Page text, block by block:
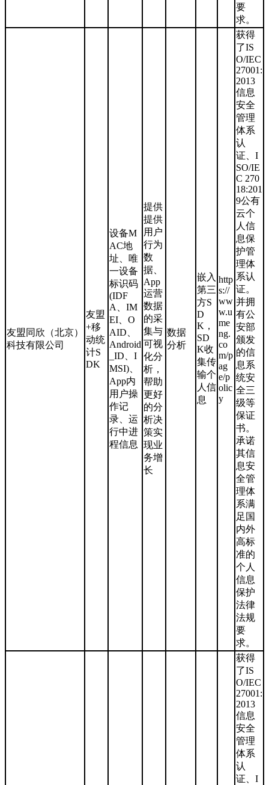
要
求。
友盟同欣（北京）
科技有限公司
友盟
+移
动统
计S
DK
设备M
AC地
址、唯
一设备
标识码
(IDF
A、IM
EI、O
AID、
Android
_ID、I
MSI)、
App内
用户操
作记
录、运
行中进
程信息
提供
提供
用户
行为
数
据、
App
运营
数据
的采
集与
可视
化分
析，
帮助
更好
的分
析决
策实
现业
务增
长
数据
分析
嵌入
第三
方S
D
K，
SD
K收
集传
输个
人信
息
http
s://
ww
w.u
me
ng.
co
m/p
ag
e/p
olic
y
获得
了IS
O/IEC
27001:
2013
信息
安全
管理
体系
认
证、I
SO/IE
C 270
18:201
9公有
云个
人信
息保
护管
理体
系认
证。
并拥
有公
安部
颁发
的信
息系
统安
全三
级等
保证
书。
承诺
其信
息安
全管
理体
系满
足国
内外
高标
准的
个人
信息
保护
法律
法规
要
求。
获得
了IS
O/IEC
27001:
2013
信息
安全
管理
体系
认
证、I